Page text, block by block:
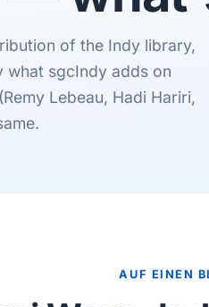
of the Indy library,
what sgcIndy adds on
Lebeau, Hadi Hariri,
AUF EINEN